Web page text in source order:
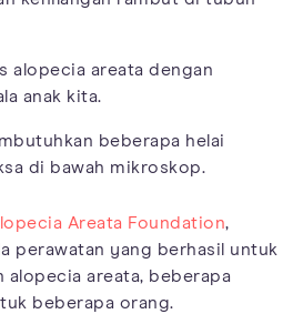
alopecia areata dengan
anak kita.
beberapa helai
di bawah mikroskop.
Areata Foundation,
perawatan yang berhasil untuk
alopecia areata, beberapa
beberapa orang.